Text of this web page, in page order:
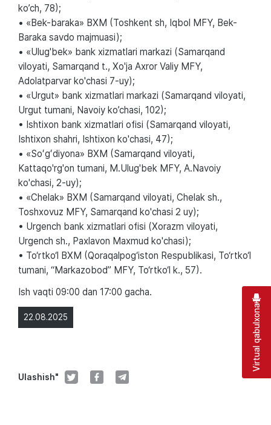
22.08.2025
Ulashish"
ko’ch, 78);
• «Bek-baraka» BXM (Toshkent sh, Iqbol MFY, Bek-
Baraka savdo majmuasi);
• «Ulug'bek» bank xizmatlari markazi (Samarqand
viloyati, Samarqand t., Xo'ja Axror Valiy MFY,
Adolatparvar ko'chasi 7-uy);
• «Urgut» bank xizmatlari markazi (Samarqand viloyati,
Urgut tumani, Navoiy ko’chasi, 102);
• Ishtixon bank xizmatlari ofisi (Samarqand viloyati,
Ishtixon shahri, Ishtixon ko'chasi, 47);
• «Soʻgʻdiyona» BXM (Samarqand viloyati,
Kattaqo'rg'on tumani, M.Ulug'bek MFY, A.Navoiy
ko'chasi, 2-uy);
• «Chelak» BXM (Samarqand viloyati, Chelak sh.,
Toshxovuz MFY, Samarqand ko'chasi 2 uy);
• Urgench bank xizmatlari ofisi (Xorazm viloyati,
Urgench sh., Paxlavon Maxmud ko'chasi);
• To‘rtko‘l BXM (Qoraqalpog‘iston Respublikasi, To‘rtko‘l
tumani, “Markazobod” MFY, To‘rtko‘l k., 57).
Ish vaqti 09:00 dan 17:00 gacha.
Virtual qabulxona